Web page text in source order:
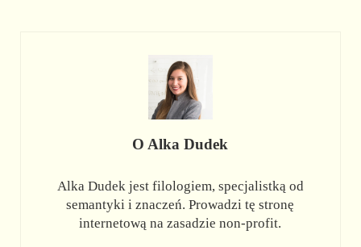
OAlka Dudek
Alka Dudek jest filologiem, specjalistką od
semantyki i znaczeń. Prowadzi tę stronę
internetową na zasadzie non-profit.